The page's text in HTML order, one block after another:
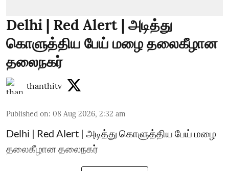
Delhi | Red Alert | அடித்து
கொளுத்திய பேய் மழை தலைகீழான
தலைநகர்
thanthitv
Published on: 08 Aug 2026, 2:32 am
Delhi | Red Alert | அடித்து கொளுத்திய பேய் மழை
தலைகீழான தலைநகர்